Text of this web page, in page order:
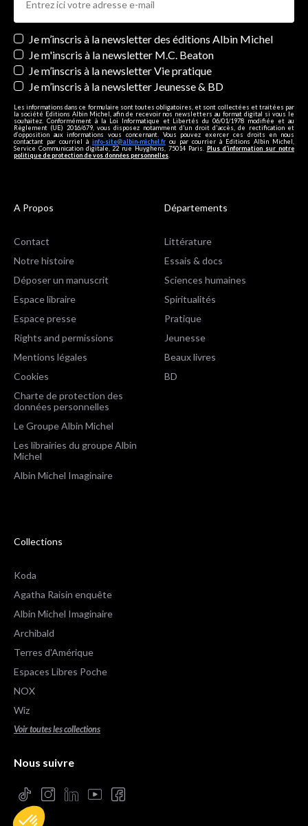
Newsletters
Je m’inscris à la newsletter des éditions Albin Michel
Je m'inscris à la newsletter M.C. Beaton
Je m’inscris à la newsletter Vie pratique
Je m’inscris à la newsletter Jeunesse & BD
Les informations dans ce formulaire sont toutes obligatoires, et sont collectées et traitées par
la société Editions Albin Michel, afin de recevoir nos newsletters au format digital si vous le
souhaitez. Conformément à la Loi Informatique et Libertés du 06/01/1978 modifiée et au
Règlement (UE) 2016/679, vous disposez notamment d'un droit d'accès, de rectification et
d’opposition aux informations vous concernant. Vous pouvez exercer ces droits en nous
contactant par courriel à info-site@albin-michel.fr ou par courrier à Editions Albin Michel,
Service Communication digitale, 22 rue Huyghens, 75014 Paris. Plus d’information sur notre
politique de protection de vos données personnelles
A Propos
Contact
Notre histoire
Déposer un manuscrit
Espace libraire
Espace presse
Rights and permissions
Mentions légales
Cookies
Charte de protection des
données personnelles
Le Groupe Albin Michel
Les librairies du groupe Albin
Michel
Albin Michel Imaginaire
Départements
Littérature
Essais & docs
Sciences humaines
Spiritualités
Pratique
Jeunesse
Beaux livres
BD
Collections
Koda
Agatha Raisin enquête
Albin Michel Imaginaire
Archibald
Terres d'Amérique
Espaces Libres Poche
NOX
Wiz
Voir toutes les collections
Nous suivre